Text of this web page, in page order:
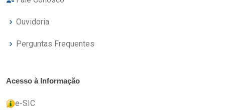
Ouvidoria
Perguntas Frequentes
Acesso à Informação
e-SIC